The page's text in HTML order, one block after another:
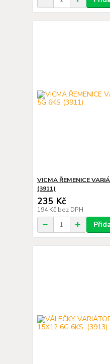
VICMA ŘEMENICE
(3911)
235 Kč
194 Kč bez DPH